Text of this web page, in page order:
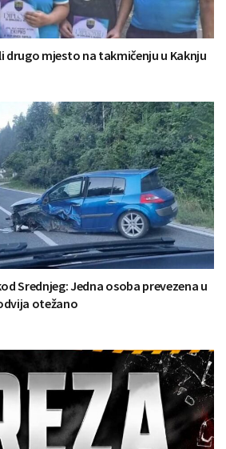
drugo mjesto na takmičenju u Kaknju
Srednjeg: Jedna osoba prevezena u
otežano